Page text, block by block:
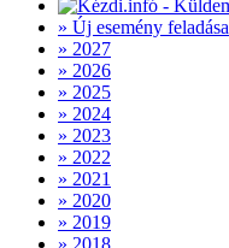
» Új esemény feladása
» 2027
» 2026
» 2025
» 2024
» 2023
» 2022
» 2021
» 2020
» 2019
» 2018